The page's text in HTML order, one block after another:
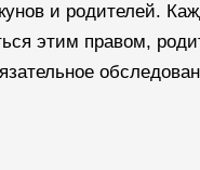
и родителей.
этим правом,